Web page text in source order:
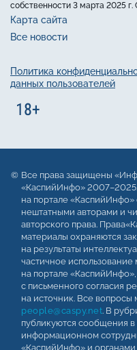
собственности 3 марта 2025
Карта сайта
Все новости
Политика
данных пользователей
Все права защищены
«КаспийИнфо»
на портале
нештатными авторами и
авторского права.
материалы охраняются
на результаты
частичное
на портале
с письменного согласия
на источник. Все вопросы
people@caspy.net. В
публикуются сообщения в
информационном
«КаспийИнфо» и